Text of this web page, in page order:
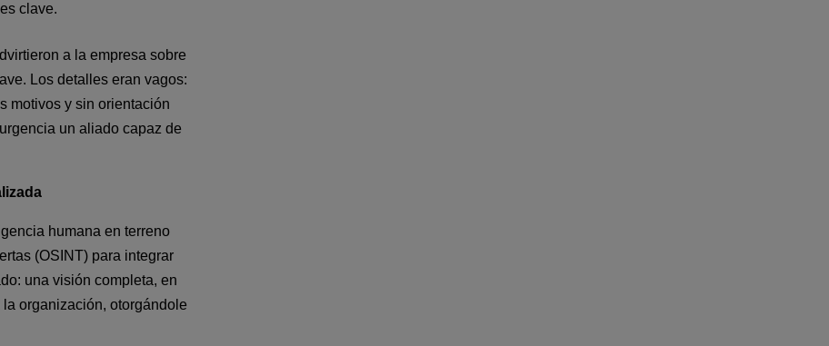
clave.
a la empresa sobre
Los detalles eran vagos:
motivos y sin orientación
un aliado capaz de
humana en terreno
(OSINT) para integrar
una visión completa, en
organización, otorgándole